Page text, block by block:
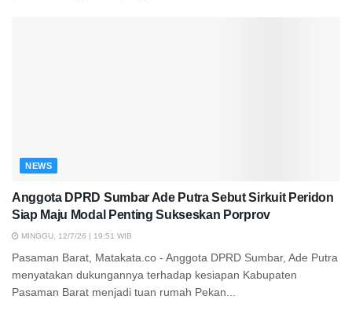
NEWS
Anggota DPRD Sumbar Ade Putra Sebut Sirkuit Peridon
Siap Maju Modal Penting Sukseskan Porprov
MINGGU, 12/7/26 | 19:51 WIB
Pasaman Barat, Matakata.co - Anggota DPRD Sumbar, Ade Putra
menyatakan dukungannya terhadap kesiapan Kabupaten
Pasaman Barat menjadi tuan rumah Pekan...